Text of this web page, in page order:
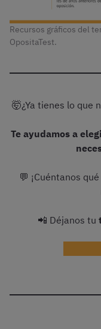
Recursos gráficos del
OpositaTest.
🤯¿Ya tienes lo que
Te ayudamos a
💬 ¡Cuéntanos
📲 Déjanos tu